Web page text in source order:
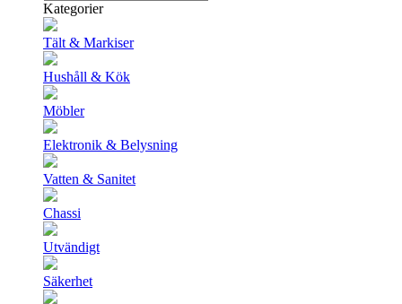
Kategorier
Tält & Markiser
Hushåll & Kök
Möbler
Elektronik & Belysning
Vatten & Sanitet
Chassi
Utvändigt
Säkerhet